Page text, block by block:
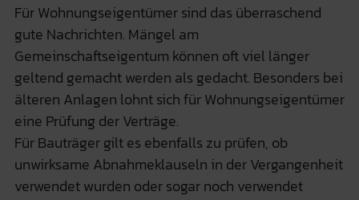
Für Wohnungseigentümer sind das überraschend
gute Nachrichten. Mängel am
Gemeinschaftseigentum können oft viel länger
geltend gemacht werden als gedacht. Besonders bei
älteren Anlagen lohnt sich für Wohnungseigentümer
eine Prüfung der Verträge.
Für Bauträger gilt es ebenfalls zu prüfen, ob
unwirksame Abnahmeklauseln in der Vergangenheit
verwendet wurden oder sogar noch verwendet